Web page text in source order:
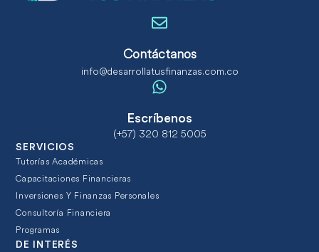
Contáctanos
info@desarrollatusfinanzas.com.co
Escríbenos
(+57) 320 812 5005
SERVICIOS
Tutorías Académicas
Capacitaciones Financieras
Inversiones Y Finanzas Personales
Consultoría Financiera
Programas
DE INTERÉS